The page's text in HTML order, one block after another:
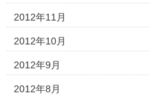
2012年11月
2012年10月
2012年9月
2012年8月